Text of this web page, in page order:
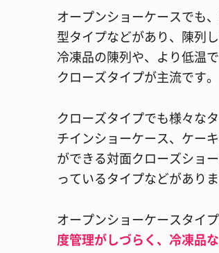
オープンショーケースでも
型タイプなどがあり、陳列
冷凍品の陳列や、より低温
クローズタイプが主流です。
クローズタイプでも様々な
チインショーケース、ケー
ができる対面クローズショ
っているタイプなどがありま
オープンショーケースタイプ
度管理がしづらく、冷凍品